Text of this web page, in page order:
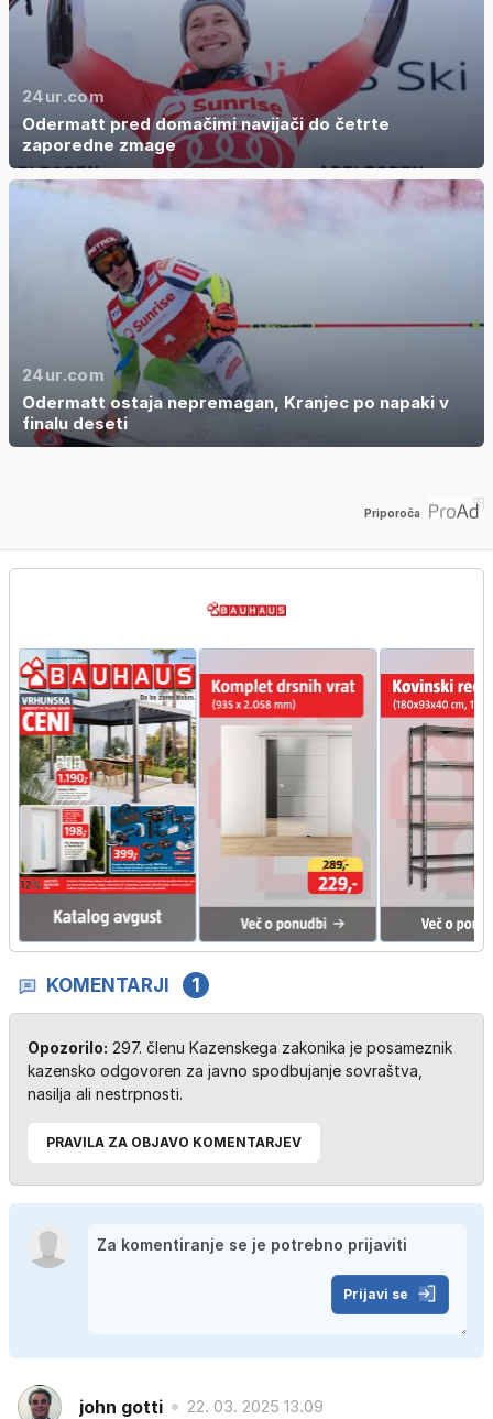
24ur.com
Odermatt pred domačimi navijači do četrte
zaporedne zmage
24ur.com
Odermatt ostaja nepremagan, Kranjec po napaki v
finalu deseti
Priporoča
KOMENTARJI 1
Opozorilo: 297. členu Kazenskega zakonika je posameznik
kazensko odgovoren za javno spodbujanje sovraštva,
nasilja ali nestrpnosti.
PRAVILA ZA OBJAVO KOMENTARJEV
Prijavi se
john gotti 22. 03. 2025 13.09